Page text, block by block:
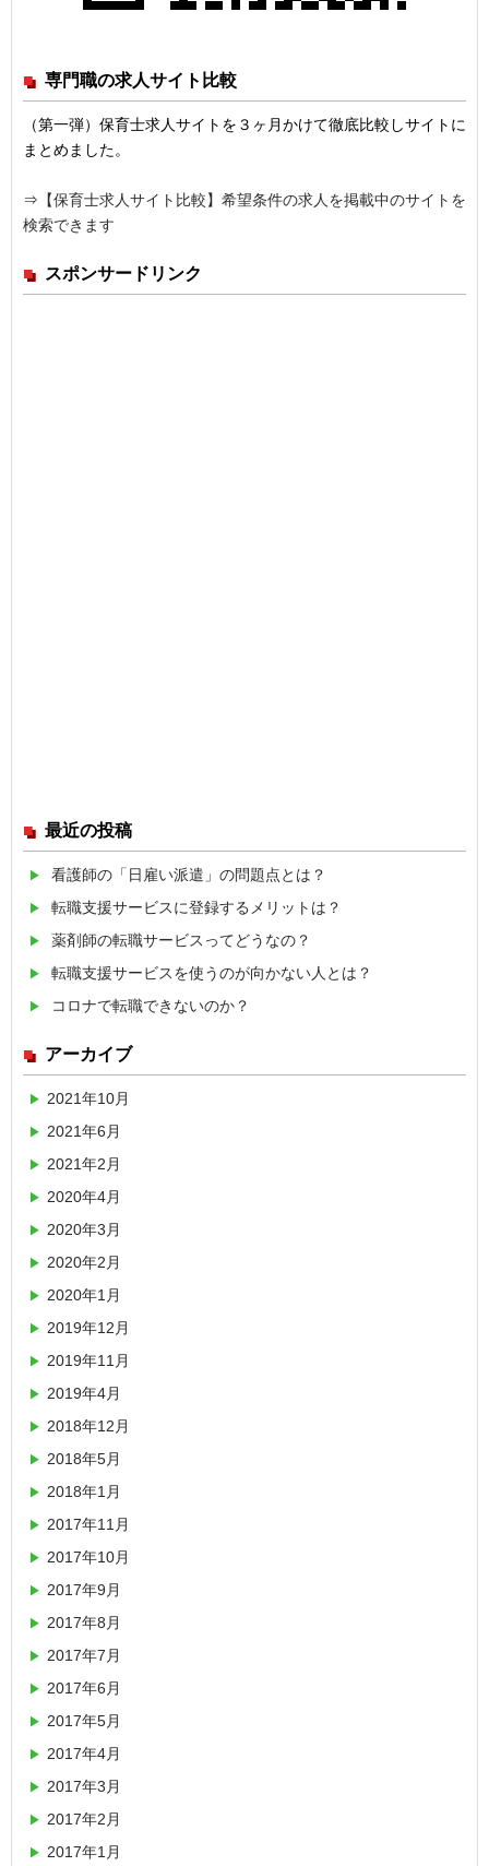
専門職の求人サイト比較
（第一弾）保育士求人サイトを３ヶ月かけて徹底比較しサイトに
まとめました。
⇒ 【保育士求人サイト比較】希望条件の求人を掲載中のサイトを
検索できます
スポンサードリンク
最近の投稿
看護師の「日雇い派遣」の問題点とは？
転職支援サービスに登録するメリットは？
薬剤師の転職サービスってどうなの？
転職支援サービスを使うのが向かない人とは？
コロナで転職できないのか？
アーカイブ
2021年10月
2021年6月
2021年2月
2020年4月
2020年3月
2020年2月
2020年1月
2019年12月
2019年11月
2019年4月
2018年12月
2018年5月
2018年1月
2017年11月
2017年10月
2017年9月
2017年8月
2017年7月
2017年6月
2017年5月
2017年4月
2017年3月
2017年2月
2017年1月